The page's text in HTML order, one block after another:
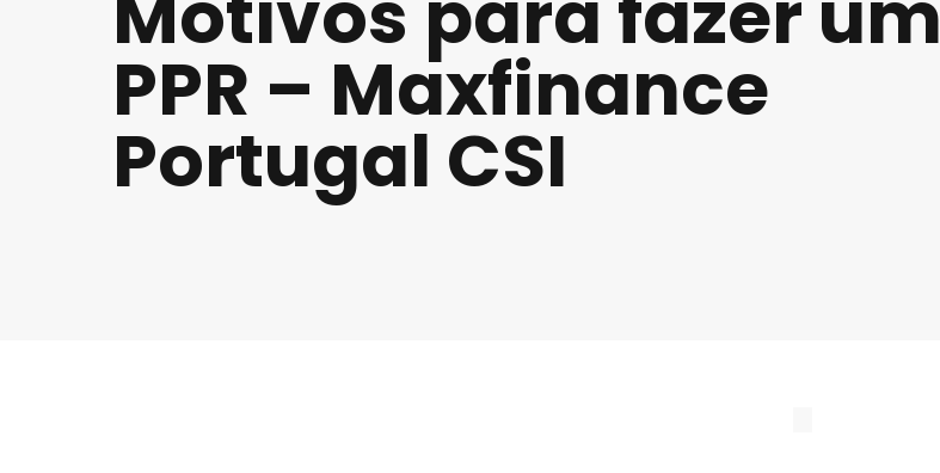
PPR – Maxfinance
Portugal CSI